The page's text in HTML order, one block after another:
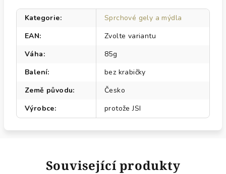
Kategorie:
Sprchové gely a mýdla
EAN:
Zvolte variantu
Váha:
85g
Balení:
bez krabičky
Země původu:
Česko
Výrobce: protože JSI
Související produkty